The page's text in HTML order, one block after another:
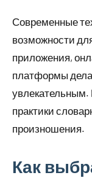
Современные
возможности
приложения,
платформы
увлекательным.
практики
произношения.
Как